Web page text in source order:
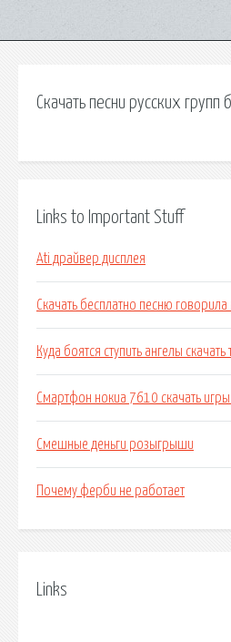
Скачать песни русских групп
Links to Important Stuff
Ati драйвер дисплея
Скачать бесплатно песню
Куда боятся ступить ангелы скачать
Смартфон нокиа 7610 скачать
Смешные деньги розыгрыши
Почему ферби не работает
Links